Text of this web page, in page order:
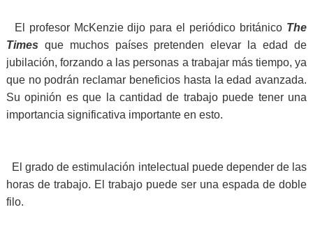
El profesor McKenzie dijo para el periódico británico The
Times que muchos países pretenden elevar la edad de
jubilación, forzando a las personas a trabajar más tiempo, ya
que no podrán reclamar beneficios hasta la edad avanzada.
Su opinión es que la cantidad de trabajo puede tener una
importancia significativa importante en esto.
El grado de estimulación intelectual puede depender de las
horas de trabajo. El trabajo puede ser una espada de doble
filo.